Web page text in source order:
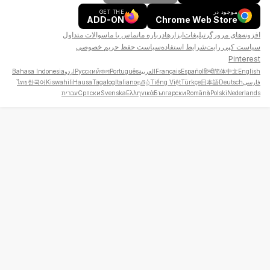
موجود در
Chrome Web Store
GET THE
ADD-ON
افزونه‌های مرورگر تبلیغاتابزارهادرباره ماتماس با ماسوالات متداول
سیاست کپی رایتشرایط استفادهسیاست حفظ حریم خصوصی
Pinterest
English
简体中文
हिन्दी
Español
FrançaisالعربيةPortuguês
বাংলা
РусскийاردوBahasa Indonesia
فارسیDeutsch
日本語
Türkçe
Tiếng Việt
தமிழ்
Italiano
Tagalog
Hausa
Kiswahili
한국어
ไทย
Nederlands
Polski
Română
Български
Ελληνικά
Svenska
Српскиעברית